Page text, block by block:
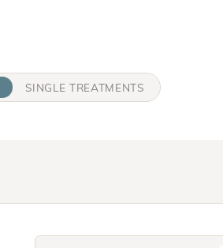
SINGLE TREATMENTS